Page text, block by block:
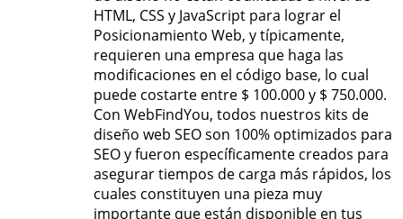
HTML, CSS y JavaScript para lograr el
Posicionamiento Web, y típicamente,
requieren una empresa que haga las
modificaciones en el código base, lo cual
puede costarte entre $ 100.000 y $ 750.000.
Con WebFindYou, todos nuestros kits de
diseño web SEO son 100% optimizados para
SEO y fueron específicamente creados para
asegurar tiempos de carga más rápidos, los
cuales constituyen una pieza muy
importante que están disponible en tus